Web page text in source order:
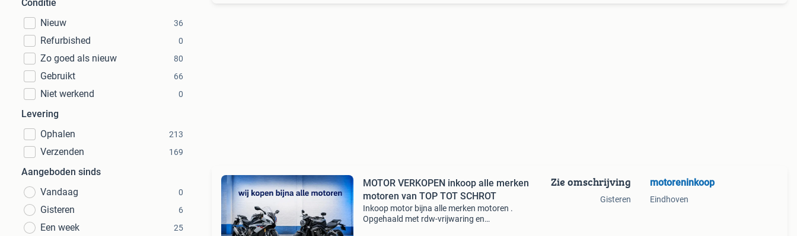
Conditie
Nieuw
36
Refurbished 0
Zo goed als nieuw 80
Gebruikt 66
Niet werkend 0
Levering
Ophalen
213
Verzenden 169
Aangeboden sinds
Vandaag
0
Gisteren 6
Een week 25
MOTOR VERKOPEN inkoop alle merken
motoren van TOP TOT SCHROT
Inkoop motor bijna alle merken motoren .
Opgehaald met rdw-vrijwaring en
Zie omschrijving
Gisteren
motoreninkoop
Eindhoven